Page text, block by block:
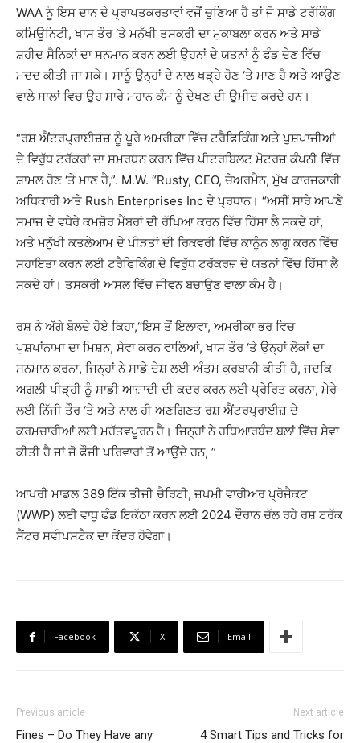
WAA ਨੂੰ ਇਸ ਦਾਨ ਦੇ ਪ੍ਰਾਪਤਕਰਤਾਵਾਂ ਵਜੋਂ ਚੁਣਿਆ ਹੈ ਤਾਂ ਜੋ ਸਾਡੇ ਟਰੱਕਿੰਗ
ਕਮਿਊਨਿਟੀ, ਖਾਸ ਤੌਰ ‘ਤੇ ਮਨੁੱਖੀ ਤਸਕਰੀ ਦਾ ਮੁਕਾਬਲਾ ਕਰਨ ਅਤੇ ਸਾਡੇ
ਸ਼ਹੀਦ ਸੈਨਿਕਾਂ ਦਾ ਸਨਮਾਨ ਕਰਨ ਲਈ ਉਹਨਾਂ ਦੇ ਯਤਨਾਂ ਨੂੰ ਫੰਡ ਦੇਣ ਵਿੱਚ
ਮਦਦ ਕੀਤੀ ਜਾ ਸਕੇ। ਸਾਨੂੰ ਉਨ੍ਹਾਂ ਦੇ ਨਾਲ ਖੜ੍ਹੇ ਹੋਣ ‘ਤੇ ਮਾਣ ਹੈ ਅਤੇ ਆਉਣ
ਵਾਲੇ ਸਾਲਾਂ ਵਿਚ ਉਹ ਸਾਰੇ ਮਹਾਨ ਕੰਮ ਨੂੰ ਦੇਖਣ ਦੀ ਉਮੀਦ ਕਰਦੇ ਹਨ।
“ਰਸ਼ ਐਂਟਰਪ੍ਰਾਈਜ਼ਜ਼ ਨੂੰ ਪੂਰੇ ਅਮਰੀਕਾ ਵਿੱਚ ਟਰੈਫਿਕਿੰਗ ਅਤੇ ਪੁਸ਼ਪਾਜੀਆਂ
ਦੇ ਵਿਰੁੱਧ ਟਰੱਕਰਾਂ ਦਾ ਸਮਰਥਨ ਕਰਨ ਵਿੱਚ ਪੀਟਰਬਿਲਟ ਮੋਟਰਜ਼ ਕੰਪਨੀ ਵਿੱਚ
ਸ਼ਾਮਲ ਹੋਣ ‘ਤੇ ਮਾਣ ਹੈ,”. M.W. “Rusty, CEO, ਚੇਅਰਮੈਨ, ਮੁੱਖ ਕਾਰਜਕਾਰੀ
ਅਧਿਕਾਰੀ ਅਤੇ Rush Enterprises Inc ਦੇ ਪ੍ਰਧਾਨ। “ਅਸੀਂ ਸਾਰੇ ਆਪਣੇ
ਸਮਾਜ ਦੇ ਵਧੇਰੇ ਕਮਜ਼ੋਰ ਮੈਂਬਰਾਂ ਦੀ ਰੱਖਿਆ ਕਰਨ ਵਿੱਚ ਹਿੱਸਾ ਲੈ ਸਕਦੇ ਹਾਂ,
ਅਤੇ ਮਨੁੱਖੀ ਕਤਲੇਆਮ ਦੇ ਪੀੜਤਾਂ ਦੀ ਰਿਕਵਰੀ ਵਿੱਚ ਕਾਨੂੰਨ ਲਾਗੂ ਕਰਨ ਵਿੱਚ
ਸਹਾਇਤਾ ਕਰਨ ਲਈ ਟਰੈਫਿਕਿੰਗ ਦੇ ਵਿਰੁੱਧ ਟਰੱਕਰਜ਼ ਦੇ ਯਤਨਾਂ ਵਿੱਚ ਹਿੱਸਾ ਲੈ
ਸਕਦੇ ਹਾਂ। ਤਸਕਰੀ ਅਸਲ ਵਿੱਚ ਜੀਵਨ ਬਚਾਉਣ ਵਾਲਾ ਕੰਮ ਹੈ।
ਰਸ਼ ਨੇ ਅੱਗੇ ਬੋਲਦੇ ਹੋਏ ਕਿਹਾ,“ਇਸ ਤੋਂ ਇਲਾਵਾ, ਅਮਰੀਕਾ ਭਰ ਵਿਚ
ਪੁਸ਼ਪਾਂਨਾਮਾ ਦਾ ਮਿਸ਼ਨ, ਸੇਵਾ ਕਰਨ ਵਾਲਿਆਂ, ਖਾਸ ਤੌਰ ‘ਤੇ ਉਨ੍ਹਾਂ ਲੋਕਾਂ ਦਾ
ਸਨਮਾਨ ਕਰਨਾ, ਜਿਨ੍ਹਾਂ ਨੇ ਸਾਡੇ ਦੇਸ਼ ਲਈ ਅੰਤਮ ਕੁਰਬਾਨੀ ਕੀਤੀ ਹੈ, ਜਦਕਿ
ਅਗਲੀ ਪੀੜ੍ਹੀ ਨੂੰ ਸਾਡੀ ਆਜ਼ਾਦੀ ਦੀ ਕਦਰ ਕਰਨ ਲਈ ਪ੍ਰੇਰਿਤ ਕਰਨਾ, ਮੇਰੇ
ਲਈ ਨਿੱਜੀ ਤੌਰ ‘ਤੇ ਅਤੇ ਨਾਲ ਹੀ ਅਣਗਿਣਤ ਰਸ਼ ਐਂਟਰਪ੍ਰਾਈਜ਼ ਦੇ
ਕਰਮਚਾਰੀਆਂ ਲਈ ਮਹੱਤਵਪੂਰਨ ਹੈ। ਜਿਨ੍ਹਾਂ ਨੇ ਹਥਿਆਰਬੰਦ ਬਲਾਂ ਵਿੱਚ ਸੇਵਾ
ਕੀਤੀ ਹੈ ਜਾਂ ਜੋ ਫੌਜੀ ਪਰਿਵਾਰਾਂ ਤੋਂ ਆਉਂਦੇ ਹਨ, ”
ਆਖਰੀ ਮਾਡਲ 389 ਇੱਕ ਤੀਜੀ ਚੈਰਿਟੀ, ਜ਼ਖਮੀ ਵਾਰੀਅਰ ਪ੍ਰੋਜੈਕਟ
(WWP) ਲਈ ਵਾਧੂ ਫੰਡ ਇਕੱਠਾ ਕਰਨ ਲਈ 2024 ਦੌਰਾਨ ਚੱਲ ਰਹੇ ਰਸ਼ ਟਰੱਕ
ਸੈਂਟਰ ਸਵੀਪਸਟੈਕ ਦਾ ਕੇਂਦਰ ਹੋਵੇਗਾ।
Facebook X Email
Previous article
Fines – Do They Have any
Next article
4 Smart Tips and Tricks for